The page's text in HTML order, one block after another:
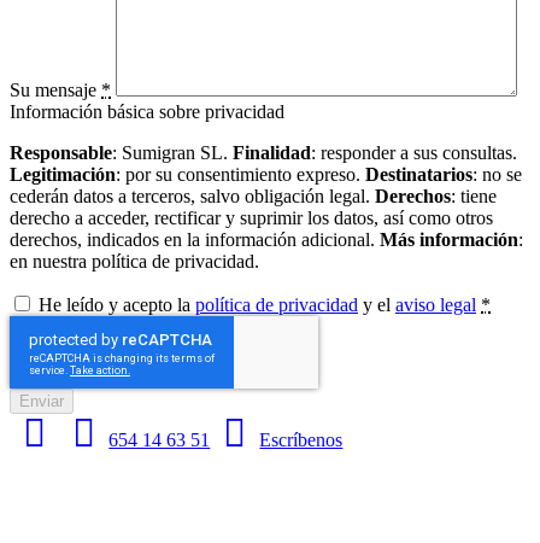
Su mensaje *
Información básica sobre privacidad
Responsable: Sumigran SL. Finalidad: responder a sus consultas.
Legitimación: por su consentimiento expreso. Destinatarios: no se
cederán datos a terceros, salvo obligación legal. Derechos: tiene
derecho a acceder, rectificar y suprimir los datos, así como otros
derechos, indicados en la información adicional. Más información:
en nuestra política de privacidad.
He leído y acepto la política de privacidad y el aviso legal *
Enviar
654 14 63 51 Escríbenos